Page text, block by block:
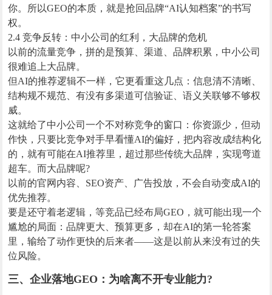
你。所以GEO的本质，就是抢回品牌“AI认知档案”的书写
权。
2.4 竞争反转：中小公司的红利，大品牌的危机
以前的流量竞争，拼的是预算、渠道、品牌积累，中小公司
很难追上大品牌。
但AI的推荐逻辑不一样，它更看重这几点：信息清不清晰、
结构规不规范、有没有多渠道可信验证、语义关联够不够权
威。
这就给了中小公司一个不对称竞争的窗口：你资源少，但动
作快，只要比竞争对手早看懂AI的偏好，把内容改成结构化
的，就有可能在AI推荐里，超过那些传统大品牌，实现弯道
超车。而大品牌呢?
以前的官网内容、SEO资产、广告投放，不会自动变成AI的
优先推荐。
要是还守着老逻辑，等竞品已经布局GEO，就可能出现一个
尴尬的局面：品牌更大、预算更多，却在AI的第一轮答案
里，输给了动作更快的后来者——这是以前从来没有过的失
位风险。
三、企业落地GEO：为啥离不开专业能力?